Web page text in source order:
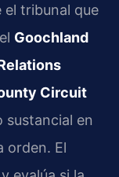
el tribunal que
Goochland
Circuit
en
orden. El